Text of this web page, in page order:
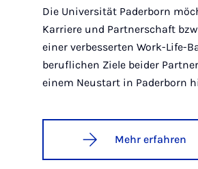
Die Universität Paderborn
Karriere und Partnerschaft
einer verbesserten Work-Life-
beruflichen Ziele beider
einem Neustart in Paderborn
Mehr erfahren